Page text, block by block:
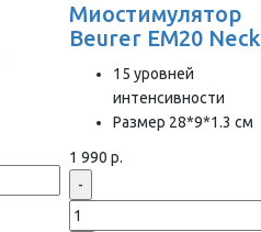
Миостимулятор
Beurer EM20 Neck
15 уровней
интенсивности
Размер 28*9*1.3 cм
1 990 р.
-